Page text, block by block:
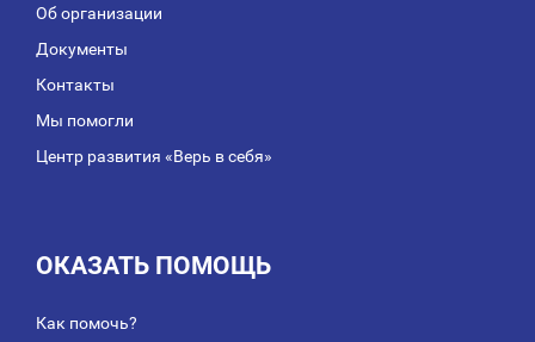
Об организации
Документы
Контакты
Мы помогли
Центр развития «Верь в себя»
ОКАЗАТЬ ПОМОЩЬ
Как помочь?